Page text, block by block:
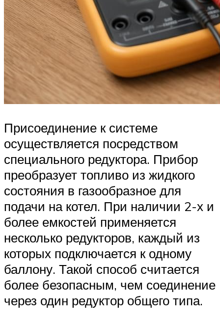
Присоединение к системе
осуществляется посредством
специального редуктора. Прибор
преобразует топливо из жидкого
состояния в газообразное для
подачи на котел. При наличии 2-х и
более емкостей применяется
несколько редукторов, каждый из
которых подключается к одному
баллону. Такой способ считается
более безопасным, чем соединение
через один редуктор общего типа.